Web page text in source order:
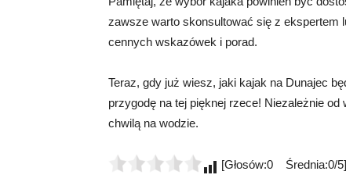
zawsze warto skonsultować się z ekspertem
cennych wskazówek i porad.
Teraz, gdy już wiesz, jaki kajak na Dunajec
przygodę na tej pięknej rzece! Niezależnie
chwilą na wodzie.
[Głosów:0 Średnia:0/5]